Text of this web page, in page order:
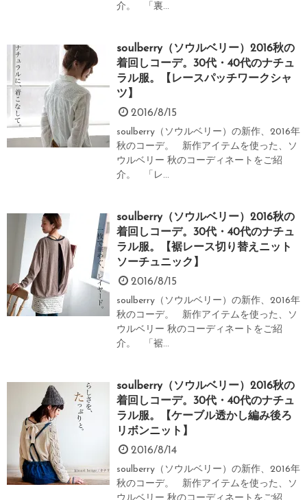
介。 「裏...
soulberry（ソウルベリー）2016秋の
着回しコーデ。30代・40代のナチュ
ラル服。【レースパッチワークシャ
ツ】
2016/8/15
soulberry（ソウルベリー）の新作、2016年
秋のコーデ。 新作アイテムを使った、ソ
ウルベリー 秋のコーディネートをご紹
介。 「レ...
soulberry（ソウルベリー）2016秋の
着回しコーデ。30代・40代のナチュ
ラル服。【裾レース切り替えニット
ソーチュニック】
2016/8/15
soulberry（ソウルベリー）の新作、2016年
秋のコーデ。 新作アイテムを使った、ソ
ウルベリー 秋のコーディネートをご紹
介。 「裾...
soulberry（ソウルベリー）2016秋の
着回しコーデ。30代・40代のナチュ
ラル服。【ケーブル透かし編み後ろ
リボンニット】
2016/8/14
soulberry（ソウルベリー）の新作、2016年
秋のコーデ。 新作アイテムを使った、ソ